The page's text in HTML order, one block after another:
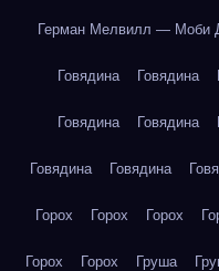
Герман Мелвилл — Моби
Говядина Говядина
Говядина Говядина
Говядина Говядина
Горох Горох Горох
Горох Горох Груша